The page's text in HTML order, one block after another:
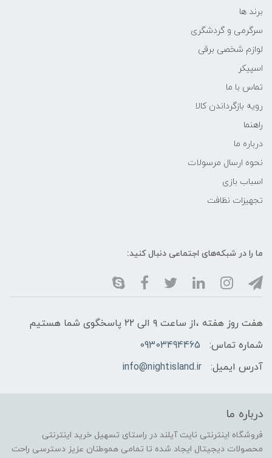
برند ها
سرگرمی و گردشگری
لوازم شخصی برقی
اسپیکر
تماس با ما
رویه بازگرداندن کالا
راهنما
درباره ما
نحوه ارسال مرسولات
اسباب بازی
تجهیزات نظافت
ما را در شبکه‌های اجتماعی دنبال کنید:
هفت روز هفته ،از ساعت ۹ الی ۲۲ پاسخگوی شما هستیم
شماره تماس:
09303494465
آدرس ایمیل:
info@nightisland.ir
درباره ما
فروشگاه اینترنتی نایت آیلند در راستای تسهیل خرید اینترنتی
محصولات دیجیتال ایجاد شده تا تمامی هموطنان عزیز دسترسی راحت